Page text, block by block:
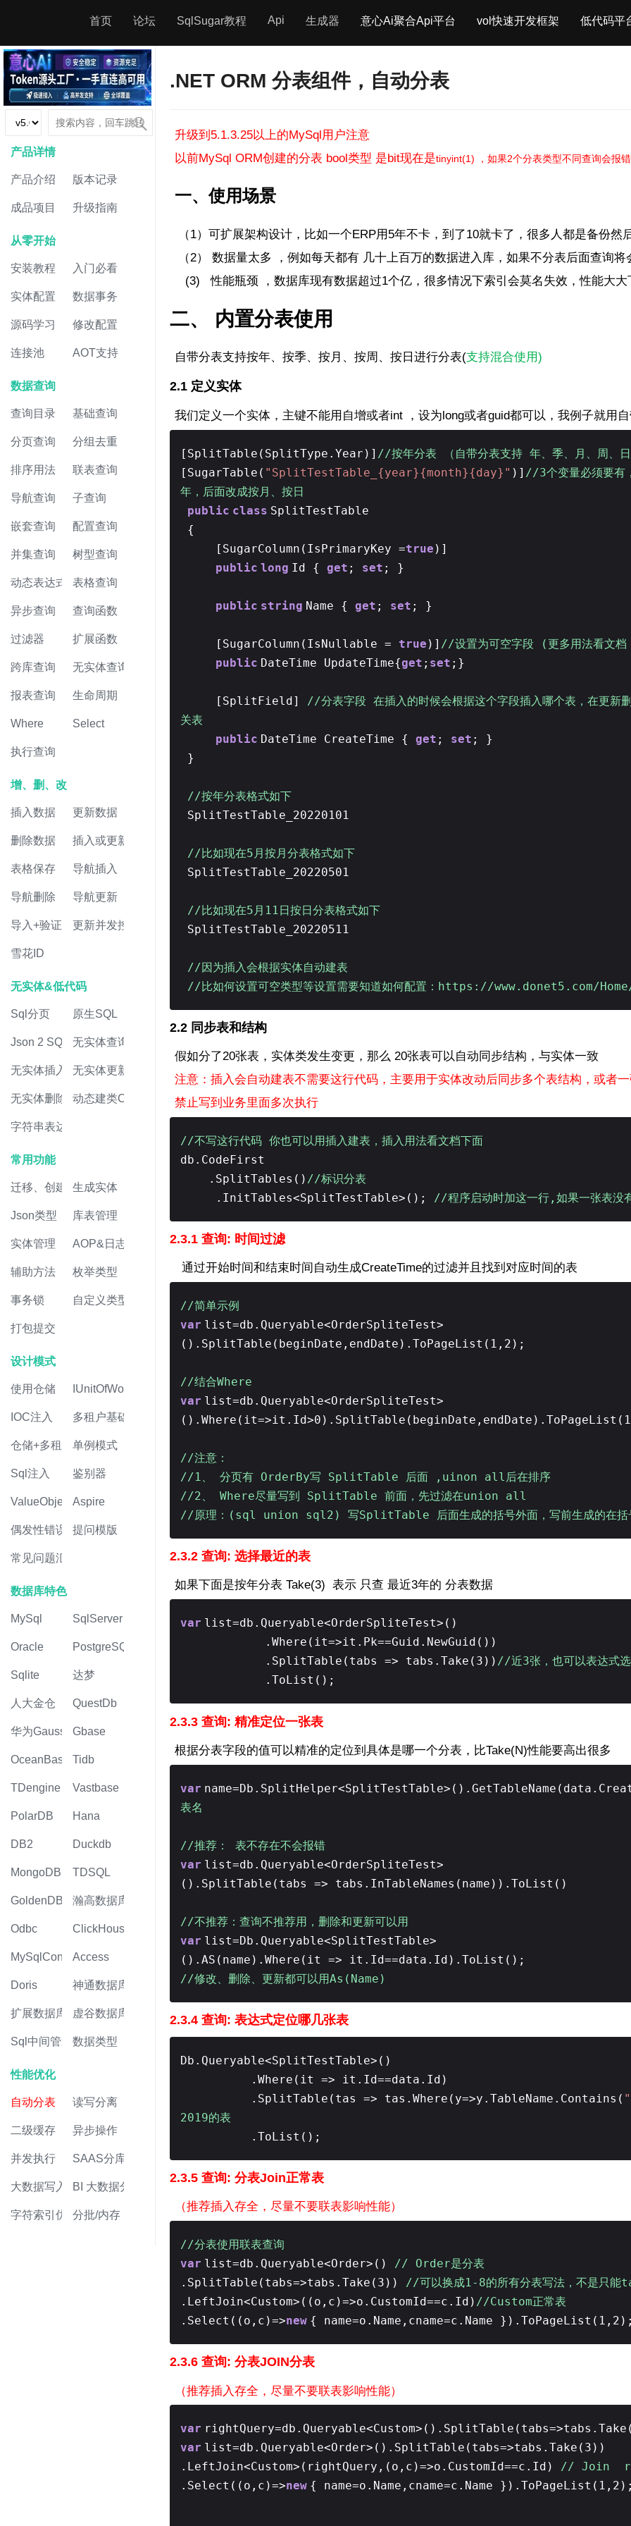
首页 论坛 SqlSugar教程 Api 生成器 意心Ai聚合Api平台 vol快速开发框架 低代码平
产品详情
产品介绍 版本记录
成品项目 升级指南
从零开始
安装教程 入门必看
实体配置 数据事务
源码学习 修改配置
连接池 AOT支持
数据查询
查询目录 基础查询
分页查询 分组去重
排序用法 联表查询
导航查询 子查询
嵌套查询 配置查询
并集查询 树型查询
动态表达式 表格查询
异步查询 查询函数
过滤器 扩展函数
跨库查询 无实体查询
报表查询 生命周期
Where Select
执行查询
增、删、改
插入数据 更新数据
删除数据 插入或更新
表格保存 导航插入
导航删除 导航更新
导入+验证 更新并发控制
雪花ID
无实体&低代码
Sql分页 原生SQL
Json 2 SQL 无实体查询
无实体插入 无实体更新
无实体删除 动态建类CRUD
字符串表达式
常用功能
迁移、创建表生成实体
Json类型 库表管理
实体管理 AOP&日志
辅助方法 枚举类型
事务锁 自定义类型
打包提交
设计模式
使用仓储 IUnitOfWork
IOC注入 多租户基础
仓储+多租户单例模式
Sql注入 鉴别器
ValueObject值对象
Aspire
偶发性错误 提问模版
常见问题汇总
数据库特色
MySql SqlServer
Oracle PostgreSQL
Sqlite 达梦
人大金仓 QuestDb
华为Gauss Gbase
OceanBase Tidb
TDengine Vastbase
PolarDB Hana
DB2 Duckdb
MongoDB TDSQL
GoldenDB 瀚高数据库
Odbc ClickHouse
MySqlConnector
Access
Doris 神通数据库
扩展数据库 虚谷数据库
Sql中间管道 数据类型
性能优化
自动分表 读写分离
二级缓存 异步操作
并发执行 SAAS分库
大数据写入 BI 大数据分析
字符索引优化分批/内存
.NET ORM 分表组件，自动分表
升级到5.1.3.25以上的MySql用户注意
以前MySql ORM创建的分表 bool类型 是bit现在是tinyint(1) ，如果2个分表类型不同查询会报
一、使用场景
（1）可扩展架构设计，比如一个ERP用5年不卡，到了10就卡了，很多人都是备份然
（2） 数据量太多 ，例如每天都有 几十上百万的数据进入库，如果不分表后面查询将
(3) 性能瓶颈 ，数据库现有数据超过1个亿，很多情况下索引会莫名失效，性能大大
二、 内置分表使用
自带分表支持按年、按季、按月、按周、按日进行分表(支持混合使用)
2.1 定义实体
我们定义一个实体，主键不能用自增或者int ，设为long或者guid都可以，我例子就用
[SplitTable(SplitType.Year)] //按年分表 （自带分表支持 年、季、月、周、日
[SugarTable( "SplitTestTable_{year}{month}{day}" )] //3个变量必须要有
年，后面改成按月、按日
public class SplitTestTable
{
[SugarColumn(IsPrimaryKey =true )]
public long Id { get ; set ; }
public string Name { get ; set ; }
[SugarColumn(IsNullable = true )] //设置为可空字段 (更多用法看文
public DateTime UpdateTime{get ; set ;}
[SplitField]
//分表字段 在插入的时候会根据这个字段插入哪个表，在更新
关表
public DateTime CreateTime { get ; set ; }
}
//按年分表格式如下
SplitTestTable_20220101
//比如现在5月按月分表格式如下
SplitTestTable_20220501
//比如现在5月11日按日分表格式如下
SplitTestTable_20220511
//因为插入会根据实体自动建表
//比如何设置可空类型等设置需要知道如何配置：https://www.donet5.com/
2.2 同步表和结构
假如分了20张表，实体类发生变更，那么 20张表可以自动同步结构，与实体一致
注意：插入会自动建表不需要这行代码，主要用于实体改动后同步多个表结构，或者
禁止写到业务里面多次执行
//不写这行代码 你也可以用插入建表，插入用法看文档下面
db.CodeFirst
.SplitTables() //标识分表
.InitTables<SplitTestTable>();
//程序启动时加这一行,如果一张表没
2.3.1 查询: 时间过滤
通过开始时间和结束时间自动生成CreateTime的过滤并且找到对应时间的表
//简单示例
var list=db.Queryable<OrderSpliteTest>
().SplitTable(beginDate,endDate).ToPageList(1,2);
//结合Where
var list=db.Queryable<OrderSpliteTest>
//注意：
//1、 分页有 OrderBy写 SplitTable 后面 ,uinon all后在排序
//2、 Where尽量写到 SplitTable 前面，先过滤在union all
//原理：(sql union sql2) 写SplitTable 后面生成的括号外面，写前生成的在括
2.3.2 查询: 选择最近的表
如果下面是按年分表 Take(3) 表示 只查 最近3年的 分表数据
var list=db.Queryable<OrderSpliteTest>()
.Where(it=>it.Pk==Guid.NewGuid())
.SplitTable(tabs => tabs.Take(3)) //近3张，也可以表达式
.ToList();
2.3.3 查询: 精准定位一张表
根据分表字段的值可以精准的定位到具体是哪一个分表，比Take(N)性能要高出很多
var
表名
//推荐： 表不存在不会报错
var list=db.Queryable<OrderSpliteTest>
().SplitTable(tabs => tabs.InTableNames(name)).ToList()
//不推荐：查询不推荐用，删除和更新可以用
var list=Db.Queryable<SplitTestTable>
().AS(name).Where(it => it.Id==data.Id).ToList();
//修改、删除、更新都可以用As(Name)
2.3.4 查询: 表达式定位哪几张表
Db.Queryable<SplitTestTable>()
.Where(it => it.Id==data.Id)
.SplitTable(tas => tas.Where(y=>y.TableName.Contains(
2019的表
.ToList();
2.3.5 查询: 分表Join正常表
（推荐插入存全，尽量不要联表影响性能）
//分表使用联表查询
var list=db.Queryable<Order>() // Order是分表
.SplitTable(tabs=>tabs.Take(3)) //可以换成1-8的所有分表写法，不是只能
.LeftJoin<Custom>((o,c)=>o.CustomId==c.Id) //Custom正常表
.Select((o,c)=>new { name=o.Name,cname=c.Name
2.3.6 查询: 分表JOIN分表
（推荐插入存全， 尽量不要联表影响性能）
var
var list=db.Queryable<Order>().SplitTable(tabs=>tabs.Take(3))
.LeftJoin<Custom>(rightQuery,(o,c)=>o.CustomId==c.Id) // Join
.Select((o,c)=>new { name=o.Name,cname=c.Name